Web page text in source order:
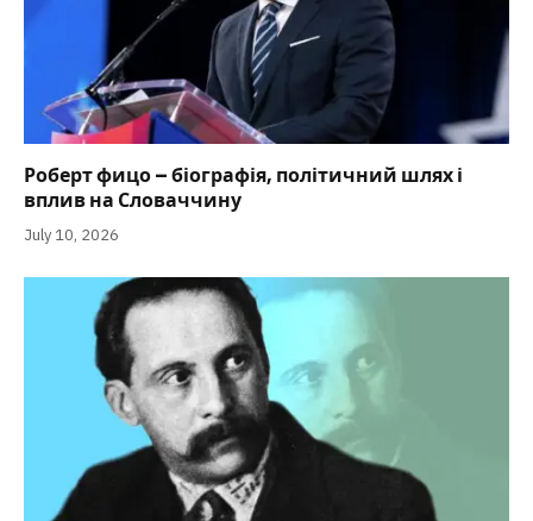
Роберт фицо – біографія, політичний шлях і
вплив на Словаччину
July 10, 2026